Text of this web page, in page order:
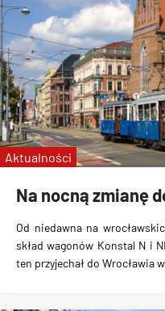
Konstal N
zabytkowe tramwaje
KSTM
linie specjalne
Wrocławskie Linie
MPK Kraków
Na nocną zmianę
Od niedawna na
skład wagonów Konstal N i
ten przyjechał do Wrocławia
Aktualności